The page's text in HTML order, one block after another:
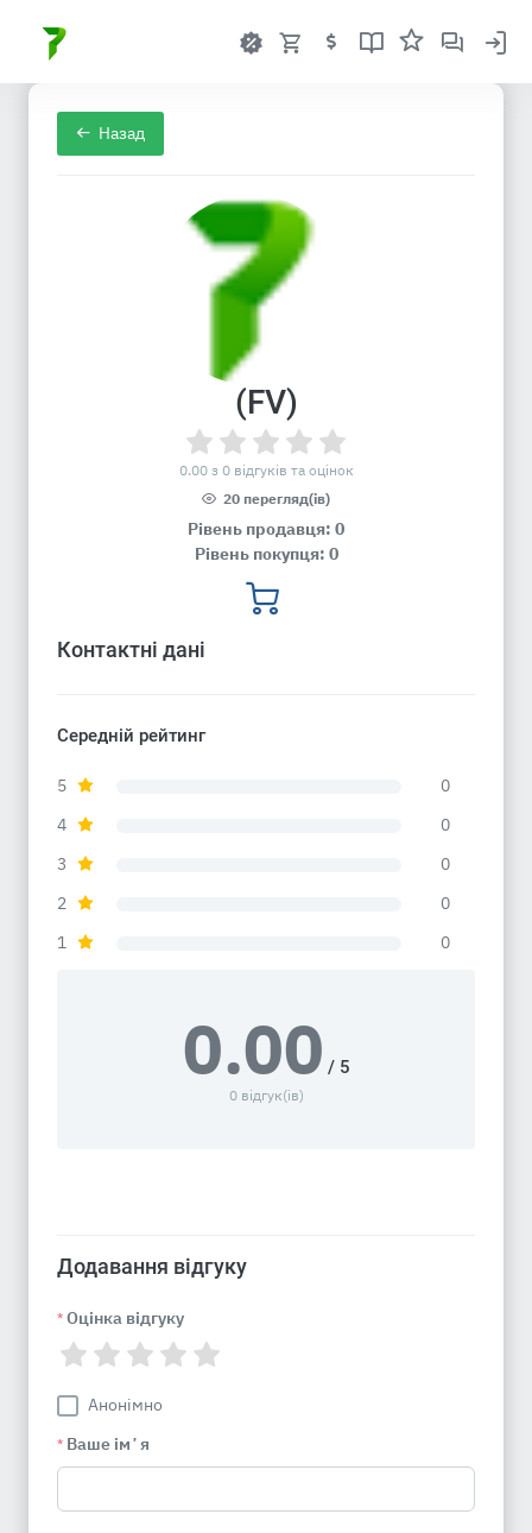
Назад
(FV)
0.00 з 0 відгуків та оцінок
20 перегляд(ів)
Рівень продавця: 0
Рівень покупця: 0
Контактні дані
Середній рейтинг
5
0
4
0
3
0
2
0
1
0
0.00 / 5
0 відгук(ів)
Додавання відгуку
* Оцінка відгуку
Анонімно
* Ваше імʼя